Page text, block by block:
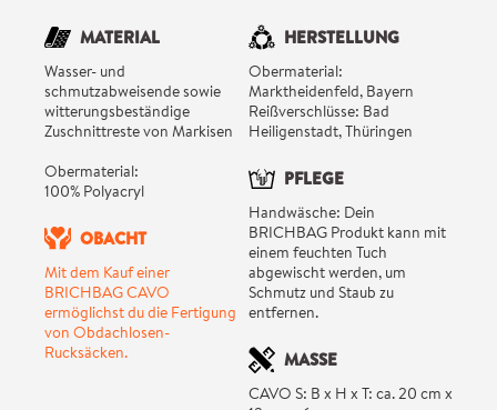
MATERIAL
Wasser- und
schmutzabweisende sowie
witterungsbeständige
Zuschnittreste von Markisen
Obermaterial:
100% Polyacryl
OBACHT
Mit dem Kauf einer
BRICHBAG CAVO
ermöglichst du die Fertigung
von Obdachlosen-
Rucksäcken.
HERSTELLUNG
Obermaterial:
Marktheidenfeld, Bayern
Reißverschlüsse: Bad
Heiligenstadt, Thüringen
PFLEGE
Handwäsche: Dein
BRICHBAG Produkt kann mit
einem feuchten Tuch
abgewischt werden, um
Schmutz und Staub zu
entfernen.
MASSE
CAVO S: B x H x T: ca. 20 cm x